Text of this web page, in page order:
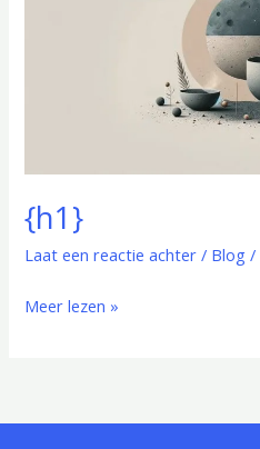
{h1}
Laat een reactie achter / Blog /
Meer lezen »